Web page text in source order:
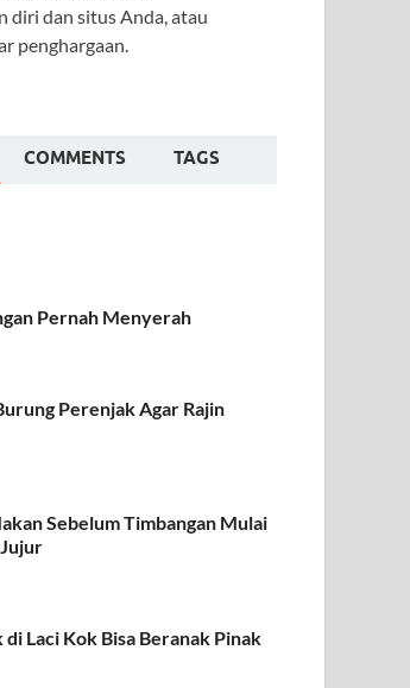
diri dan situs Anda, atau
penghargaan.
COMMENTS TAGS
Pernah Menyerah
Perenjak Agar Rajin
Sebelum Timbangan Mulai
Laci Kok Bisa Beranak Pinak